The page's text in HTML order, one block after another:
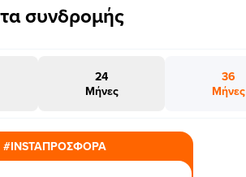
συνδρομής
24
Μήνες
36
Μήνες
#INSTAΠΡΟΣΦΟΡΑ